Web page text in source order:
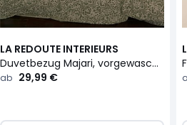
LA REDOUTE INTERIEURS
Duvetbezug Majari, vorgewaschene Baumwolle
ab 29,99 €